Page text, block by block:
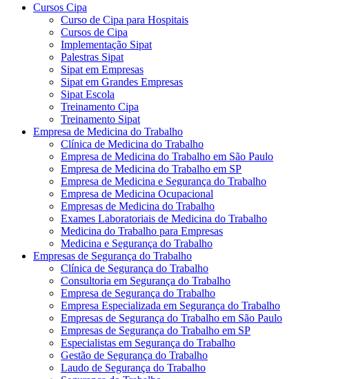
Cursos Cipa
Curso de Cipa para Hospitais
Cursos de Cipa
Implementação Sipat
Palestras Sipat
Sipat em Empresas
Sipat em Grandes Empresas
Sipat Escola
Treinamento Cipa
Treinamento Sipat
Empresa de Medicina do Trabalho
Clínica de Medicina do Trabalho
Empresa de Medicina do Trabalho em São Paulo
Empresa de Medicina do Trabalho em SP
Empresa de Medicina e Segurança do Trabalho
Empresa de Medicina Ocupacional
Empresas de Medicina do Trabalho
Exames Laboratoriais de Medicina do Trabalho
Medicina do Trabalho para Empresas
Medicina e Segurança do Trabalho
Empresas de Segurança do Trabalho
Clínica de Segurança do Trabalho
Consultoria em Segurança do Trabalho
Empresa de Segurança do Trabalho
Empresa Especializada em Segurança do Trabalho
Empresas de Segurança do Trabalho em São Paulo
Empresas de Segurança do Trabalho em SP
Especialistas em Segurança do Trabalho
Gestão de Segurança do Trabalho
Laudo de Segurança do Trabalho